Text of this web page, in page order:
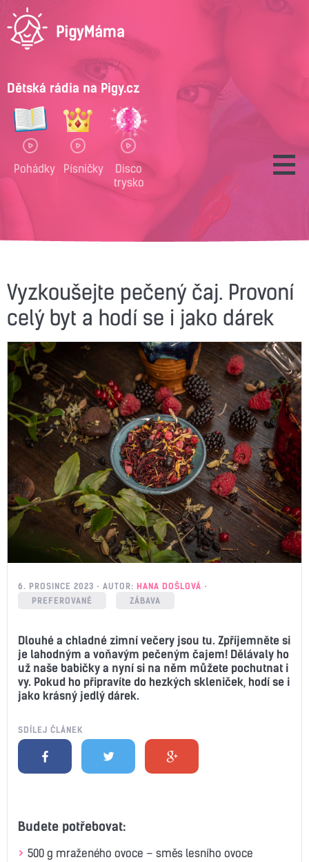
Dětská rádia na Pigy.cz
Pohádky Písničky
Disco
trysko
Vyzkoušejte pečený čaj. Provoní
celý byt a hodí se i jako dárek
6. PROSINCE 2023 AUTOR: HANA DOŠLOVÁ
PREFEROVANÉ
ZÁBAVA
Dlouhé a chladné zimní večery jsou tu. Zpříjemněte si
je lahodným a voňavým pečeným čajem! Dělávaly ho
už naše babičky a nyní si na něm můžete pochutnat i
vy. Pokud ho připravíte do hezkých skleniček, hodí se i
jako krásný jedlý dárek.
SDÍLEJ ČLÁNEK
Budete potřebovat:
500 g mraženého ovoce – směs lesního ovoce